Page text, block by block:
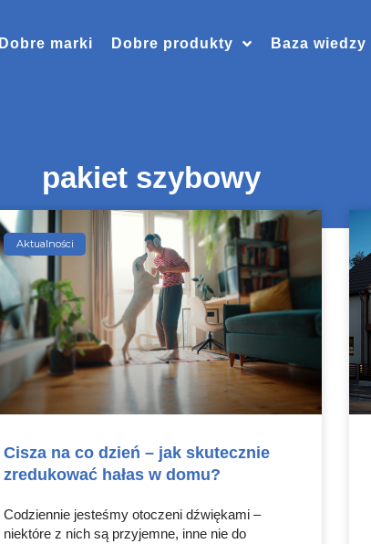
Dobre marki Dobre produkty Baza wiedzy
pakiet szybowy
Aktualności
Cisza na co dzień – jak skutecznie
zredukować hałas w domu?
Codziennie jesteśmy otoczeni dźwiękami –
niektóre z nich są przyjemne, inne nie do